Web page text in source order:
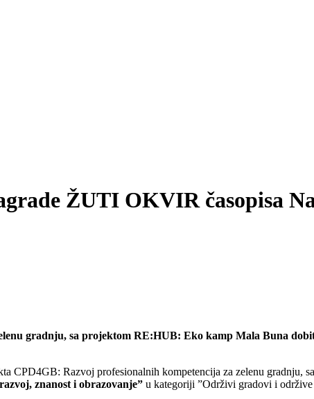
ŽUTI OKVIR časopisa
gradnju, sa projektom RE:HUB: Eko kamp Mala Buna
CPD4GB: Razvoj profesionalnih kompetencija za zelenu gradnju,
znanost i obrazovanje” u kategoriji ”Održivi gradovi i održive